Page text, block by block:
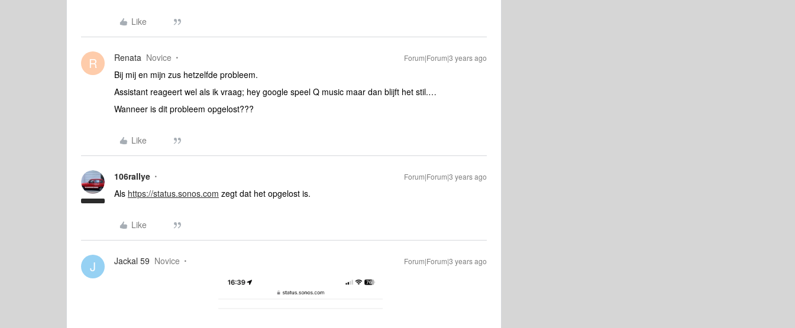
Like
R Renata Novice Forum|Forum|3 years ago
Bij mij en mijn zus hetzelfde probleem.
Assistant reageert wel als ik vraag; hey google speel Q music maar dan blijft het stil.…
Wanneer is dit probleem opgelost???
Like
106rallye Forum|Forum|3 years ago
Als https://status.sonos.com zegt dat het opgelost is.
Like
J Jackal 59 Novice Forum|Forum|3 years ago